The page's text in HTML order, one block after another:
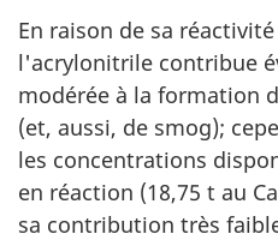
En raison de sa
l'acrylonitrile contribue
modérée à la formation
(et, aussi, de smog);
les concentrations
en réaction (18,75 t au
sa contribution très